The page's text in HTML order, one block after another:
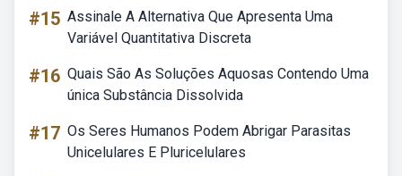
#15 Assinale A Alternativa Que Apresenta Uma
Variável Quantitativa Discreta
#16 Quais São As Soluções Aquosas Contendo Uma
única Substância Dissolvida
#17 Os Seres Humanos Podem Abrigar Parasitas
Unicelulares E Pluricelulares